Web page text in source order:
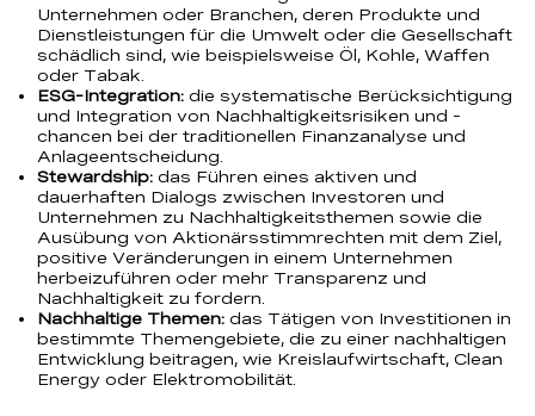
Unternehmen oder Branchen, deren Produkte und
Dienstleistungen für die Umwelt oder die Gesellschaft
schädlich sind, wie beispielsweise Öl, Kohle, Waffen
oder Tabak.
ESG-Integration: die systematische Berücksichtigung
und Integration von Nachhaltigkeitsrisiken und -
chancen bei der traditionellen Finanzanalyse und
Anlageentscheidung.
Stewardship: das Führen eines aktiven und
dauerhaften Dialogs zwischen Investoren und
Unternehmen zu Nachhaltigkeitsthemen sowie die
Ausübung von Aktionärsstimmrechten mit dem Ziel,
positive Veränderungen in einem Unternehmen
herbeizuführen oder mehr Transparenz und
Nachhaltigkeit zu fordern.
Nachhaltige Themen: das Tätigen von Investitionen in
bestimmte Themengebiete, die zu einer nachhaltigen
Entwicklung beitragen, wie Kreislaufwirtschaft, Clean
Energy oder Elektromobilität.